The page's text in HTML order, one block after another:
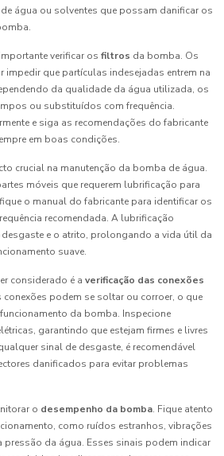
água ou solventes que possam danificar os
verificar os filtros da bomba. Os
que partículas indesejadas entrem na
da qualidade da água utilizada, os
ou substituídos com frequência.
e siga as recomendações do fabricante
em boas condições.
crucial na manutenção da bomba de água.
móveis que requerem lubrificação para
o manual do fabricante para identificar os
recomendada. A lubrificação
e o atrito, prolongando a vida útil da
suave.
considerado é a verificação das conexões
conexões podem se soltar ou corroer, o que
da bomba. Inspecione
garantindo que estejam firmes e livres
sinal de desgaste, é recomendável
danificados para evitar problemas
o desempenho da bomba. Fique atento
como ruídos estranhos, vibrações
pressão da água. Esses sinais podem indicar